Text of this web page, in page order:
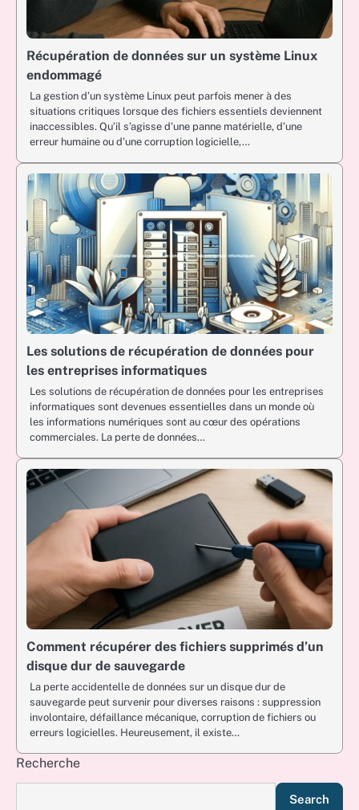
Récupération de données sur un système Linux
endommagé
La gestion d’un système Linux peut parfois mener à des
situations critiques lorsque des fichiers essentiels deviennent
inaccessibles. Qu’il s’agisse d’une panne matérielle, d’une
erreur humaine ou d’une corruption logicielle,…
Les solutions de récupération de données pour
les entreprises informatiques
Les solutions de récupération de données pour les entreprises
informatiques sont devenues essentielles dans un monde où
les informations numériques sont au cœur des opérations
commerciales. La perte de données…
Comment récupérer des fichiers supprimés d’un
disque dur de sauvegarde
La perte accidentelle de données sur un disque dur de
sauvegarde peut survenir pour diverses raisons : suppression
involontaire, défaillance mécanique, corruption de fichiers ou
erreurs logicielles. Heureusement, il existe…
Recherche
Search